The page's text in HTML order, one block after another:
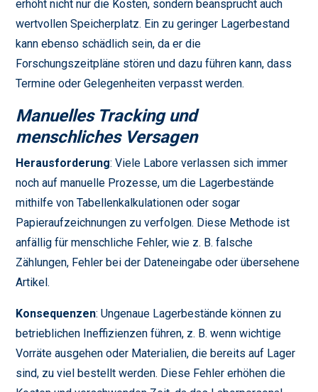
erhöht nicht nur die Kosten, sondern beansprucht auch
wertvollen Speicherplatz. Ein zu geringer Lagerbestand
kann ebenso schädlich sein, da er die
Forschungszeitpläne stören und dazu führen kann, dass
Termine oder Gelegenheiten verpasst werden.
Manuelles Tracking und
menschliches Versagen
Herausforderung: Viele Labore verlassen sich immer
noch auf manuelle Prozesse, um die Lagerbestände
mithilfe von Tabellenkalkulationen oder sogar
Papieraufzeichnungen zu verfolgen. Diese Methode ist
anfällig für menschliche Fehler, wie z. B. falsche
Zählungen, Fehler bei der Dateneingabe oder übersehene
Artikel.
Konsequenzen: Ungenaue Lagerbestände können zu
betrieblichen Ineffizienzen führen, z. B. wenn wichtige
Vorräte ausgehen oder Materialien, die bereits auf Lager
sind, zu viel bestellt werden. Diese Fehler erhöhen die